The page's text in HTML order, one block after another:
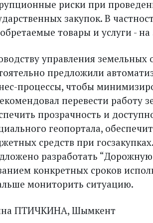
риски при
закупок. В
товары и услуги - на
управления
предложили
процессы, чтобы
перевести работу
прозрачность и
геопортала,
средств при
разработать
конкретных сроков
мониторить ситуацию.
ПТИЧКИНА, Шымкент